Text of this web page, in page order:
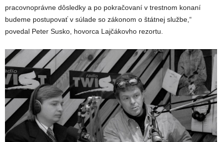
pracovnoprávne dôsledky a po pokračovaní v trestnom konaní
budeme postupovať v súlade so zákonom o štátnej službe,“
povedal Peter Susko, hovorca Lajčákovho rezortu.